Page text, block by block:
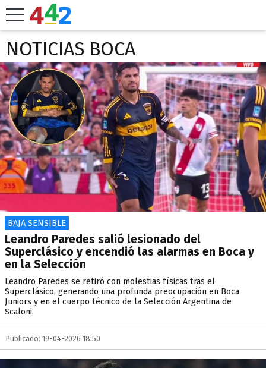
NOTICIAS BOCA
BAJA SENSIBLE
Leandro Paredes salió lesionado del
Superclásico y encendió las alarmas en Boca y
en la Selección
Leandro Paredes se retiró con molestias físicas tras el
Superclásico, generando una profunda preocupación en Boca
Juniors y en el cuerpo técnico de la Selección Argentina de
Scaloni.
Publicado: 19-04-2026 18:50